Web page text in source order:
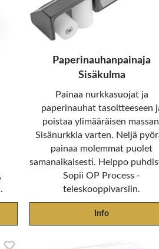
Paperinauhanpainaja
Sisäkulma
Painaa nurkkasuojat ja
paperinauhat tasoitteeseen
poistaa ylimääräisen
Sisänurkkia varten. Neljä
painaa molemmat puolet
samanaikaisesti. Helppo
Sopii OP Process -
teleskooppivarsiin.
Info